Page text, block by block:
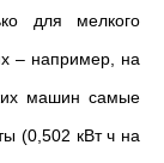
для мелкого
– например, на
машин самые
(0,502 кВт ч на